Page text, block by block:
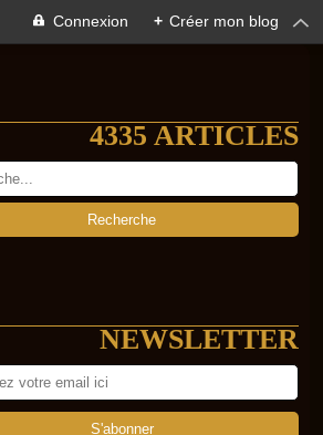
Connexion + Créer mon blog
4335 ARTICLES
NEWSLETTER